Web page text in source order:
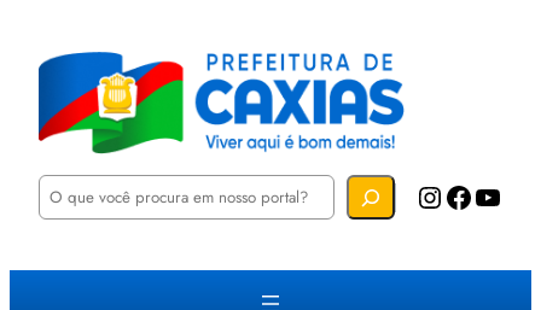
P
u
Instagram Facebook YouTube